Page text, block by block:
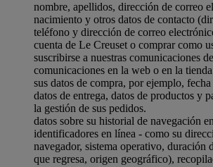
nombre, apellidos, dirección de correo
nacimiento y otros datos de contacto
teléfono y dirección de correo
cuenta de Le Creuset o comprar como
suscribirse a nuestras comunicaciones
comunicaciones en la web o en la
sus datos de compra, por ejemplo,
datos de entrega, datos de productos y
la gestión de sus pedidos.
datos sobre su historial de navegación
identificadores en línea - como su
navegador, sistema operativo, duración
que regresa, origen geográfico),